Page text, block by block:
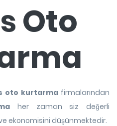
Oto
oto kurtarma firmalarından
her zaman siz değerli
ekonomisini düşünmektedir.